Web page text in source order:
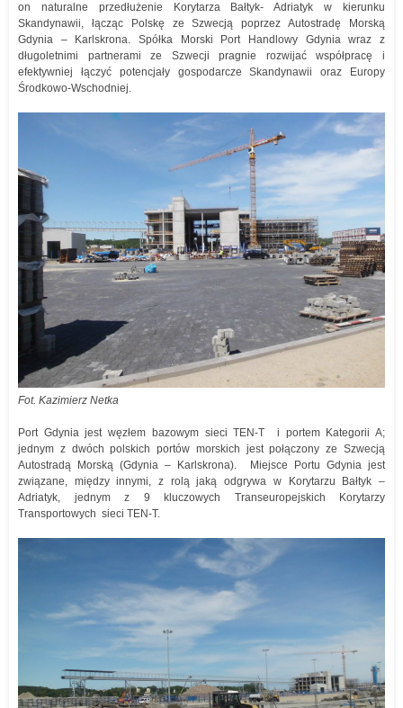
on naturalne przedłużenie Korytarza Bałtyk- Adriatyk w kierunku
Skandynawii, łącząc Polskę ze Szwecją poprzez Autostradę Morską
Gdynia – Karlskrona. Spółka Morski Port Handlowy Gdynia wraz z
długoletnimi partnerami ze Szwecji pragnie rozwijać współpracę i
efektywniej łączyć potencjały gospodarcze Skandynawii oraz Europy
Środkowo-Wschodniej.
Fot. Kazimierz Netka
Port Gdynia jest węzłem bazowym sieci TEN-T i portem Kategorii A;
jednym z dwóch polskich portów morskich jest połączony ze Szwecją
Autostradą Morską (Gdynia – Karlskrona). Miejsce Portu Gdynia jest
związane, między innymi, z rolą jaką odgrywa w Korytarzu Bałtyk –
Adriatyk, jednym z 9 kluczowych Transeuropejskich Korytarzy
Transportowych sieci TEN-T.